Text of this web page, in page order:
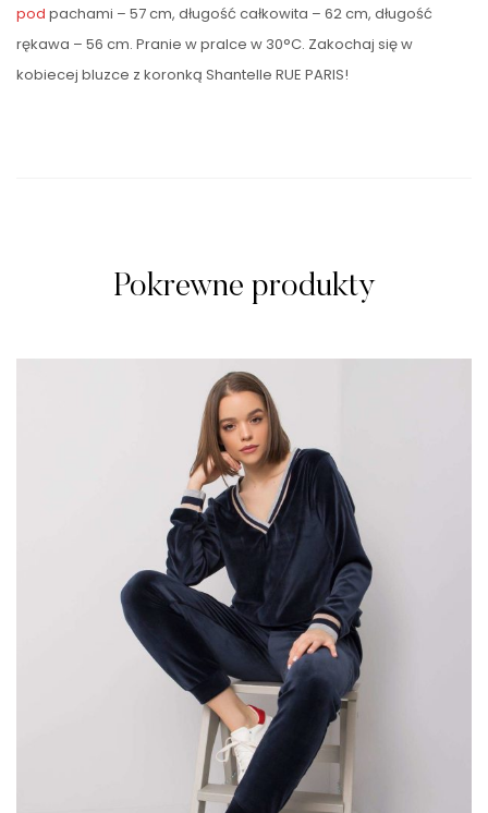
pod pachami – 57 cm, długość całkowita – 62 cm, długość
rękawa – 56 cm. Pranie w pralce w 30°C. Zakochaj się w
kobiecej bluzce z koronką Shantelle RUE PARIS!
Pokrewne produkty